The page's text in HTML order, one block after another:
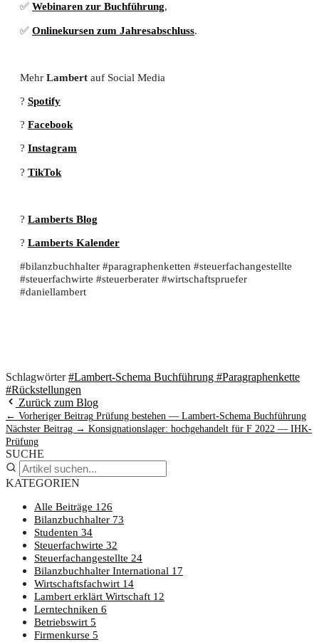
✅ Webinaren zur Buchführung,
✅ Onlinekursen zum Jahresabschluss.
Mehr Lambert auf Social Media
? Spotify
? Facebook
? Instagram
? TikTok
? Lamberts Blog
? Lamberts Kalender
#bilanzbuchhalter #paragraphenketten #steuerfachangestellte
#steuerfachwirte #steuerberater #wirtschaftspruefer
#daniellambert
Schlagwörter #Lambert-Schema Buchführung #Paragraphenkette
#Rückstellungen
Zurück zum Blog
← Vorheriger Beitrag Prü­fung bestehen — Lam­bert-Sche­ma Buchführung
Nächster Beitrag → Kon­si­gna­ti­ons­la­ger: hoch­ge­han­delt für F 2022 — IHK-
Prüfung
SUCHE
KATEGORIEN
Alle Beiträge 126
Bilanzbuchhalter 73
Studenten 34
Steuerfachwirte 32
Steuerfachangestellte 24
Bilanzbuchhalter International 17
Wirtschaftsfachwirt 14
Lambert erklärt Wirtschaft 12
Lerntechniken 6
Betriebswirt 5
Firmenkurse 5